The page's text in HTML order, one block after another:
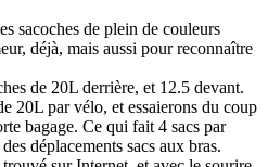
sacoches de plein de couleurs
déjà, mais aussi pour reconnaître
de 20L derrière, et 12.5 devant.
20L par vélo, et essaierons du coup
bagage. Ce qui fait 4 sacs par
déplacements sacs aux bras.